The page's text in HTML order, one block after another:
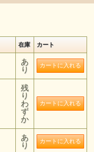
在庫 カート
あ
り
残
り
わ
ず
か
あ
り